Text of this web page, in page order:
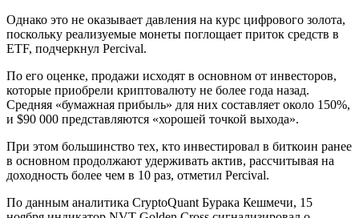
Однако это не оказывает давления на курс цифрового золота,
поскольку реализуемые монеты поглощает приток средств в
ETF, подчеркнул Percival.
По его оценке, продажи исходят в основном от инвесторов,
которые приобрели криптовалюту не более года назад.
Средняя «бумажная прибыль» для них составляет около 150%,
и $90 000 представляются «хорошей точкой выхода».
При этом большинство тех, кто инвестировал в биткоин ранее
в основном продолжают удерживать актив, рассчитывая на
доходность более чем в 10 раз, отметил Percival.
По данным аналитика CryptoQuant Бурака Кешмечи, 15